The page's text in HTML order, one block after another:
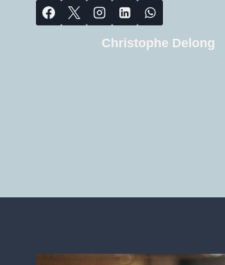
Christophe Delong